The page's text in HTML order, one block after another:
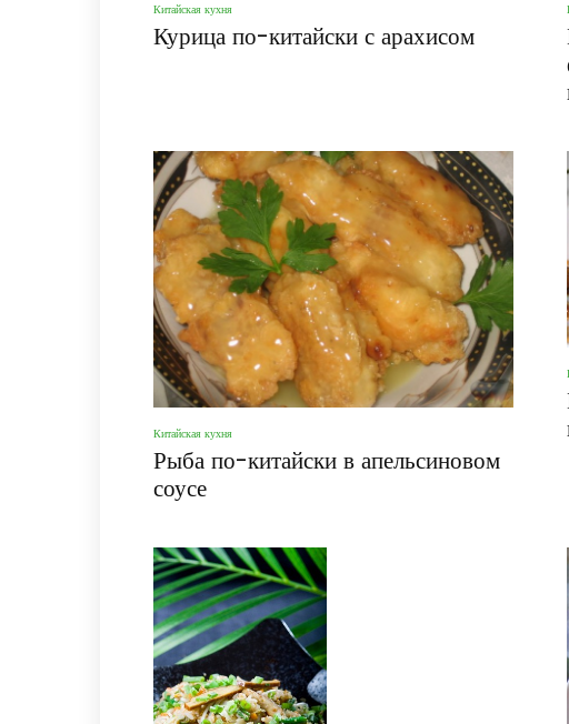
Китайская кухня
Курица по-китайски с арахисом
Китайская кухня
Рыба по-китайски в апельсиновом
соусе